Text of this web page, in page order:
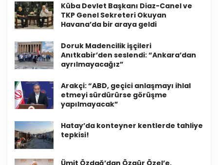
Küba Devlet Başkanı Diaz-Canel ve
TKP Genel Sekreteri Okuyan
Havana’da bir araya geldi
Doruk Madencilik işçileri
Anıtkabir’den seslendi: “Ankara’dan
ayrılmayacağız”
Arakçi: “ABD, geçici anlaşmayı ihlal
etmeyi sürdürürse görüşme
yapılmayacak”
Hatay’da konteyner kentlerde tahliye
tepkisi!
Ümit Özdağ’dan Özgür Özel’e,